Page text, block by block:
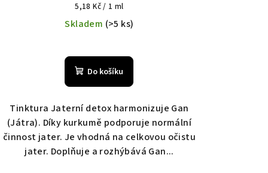
Měrná
cena:
5,18 Kč / 1 ml
Skladem (>5 ks)
Do košíku
Tinktura Jaterní detox harmonizuje Gan
(Játra). Díky kurkumě podporuje normální
činnost jater. Je vhodná na celkovou očistu
jater. Doplňuje a rozhýbává Gan...